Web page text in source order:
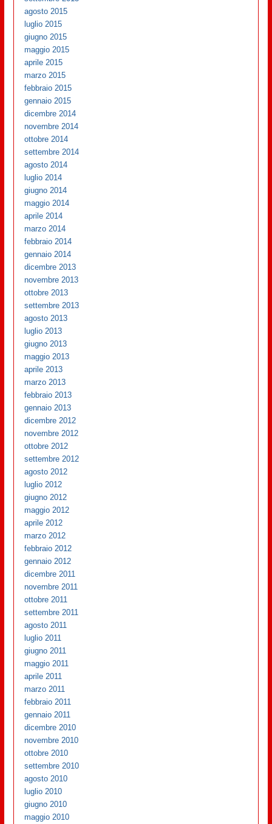
agosto 2015
luglio 2015
giugno 2015
maggio 2015
aprile 2015
marzo 2015
febbraio 2015
gennaio 2015
dicembre 2014
novembre 2014
ottobre 2014
settembre 2014
agosto 2014
luglio 2014
giugno 2014
maggio 2014
aprile 2014
marzo 2014
febbraio 2014
gennaio 2014
dicembre 2013
novembre 2013
ottobre 2013
settembre 2013
agosto 2013
luglio 2013
giugno 2013
maggio 2013
aprile 2013
marzo 2013
febbraio 2013
gennaio 2013
dicembre 2012
novembre 2012
ottobre 2012
settembre 2012
agosto 2012
luglio 2012
giugno 2012
maggio 2012
aprile 2012
marzo 2012
febbraio 2012
gennaio 2012
dicembre 2011
novembre 2011
ottobre 2011
settembre 2011
agosto 2011
luglio 2011
giugno 2011
maggio 2011
aprile 2011
marzo 2011
febbraio 2011
gennaio 2011
dicembre 2010
novembre 2010
ottobre 2010
settembre 2010
agosto 2010
luglio 2010
giugno 2010
maggio 2010